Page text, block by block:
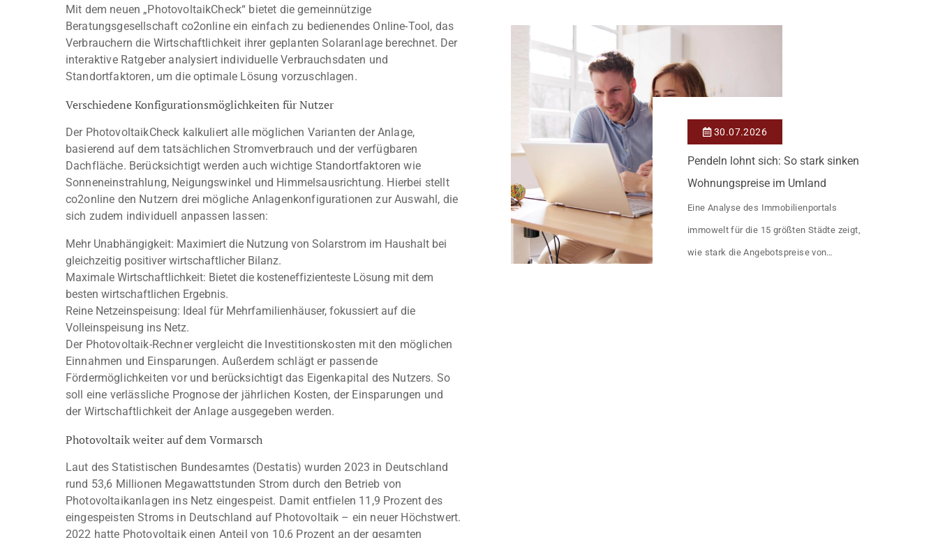
Mit dem neuen „PhotovoltaikCheck“ bietet die gemeinnützige
Beratungsgesellschaft co2online ein einfach zu bedienendes Online-Tool, das
Verbrauchern die Wirtschaftlichkeit ihrer geplanten Solaranlage berechnet. Der
interaktive Ratgeber analysiert individuelle Verbrauchsdaten und
Standortfaktoren, um die optimale Lösung vorzuschlagen.
Verschiedene Konfigurationsmöglichkeiten für Nutzer
Der PhotovoltaikCheck kalkuliert alle möglichen Varianten der Anlage,
basierend auf dem tatsächlichen Stromverbrauch und der verfügbaren
Dachfläche. Berücksichtigt werden auch wichtige Standortfaktoren wie
Sonneneinstrahlung, Neigungswinkel und Himmelsausrichtung. Hierbei stellt
co2online den Nutzern drei mögliche Anlagenkonfigurationen zur Auswahl, die
sich zudem individuell anpassen lassen:
Mehr Unabhängigkeit: Maximiert die Nutzung von Solarstrom im Haushalt bei
gleichzeitig positiver wirtschaftlicher Bilanz.
Maximale Wirtschaftlichkeit: Bietet die kosteneffizienteste Lösung mit dem
besten wirtschaftlichen Ergebnis.
Reine Netzeinspeisung: Ideal für Mehrfamilienhäuser, fokussiert auf die
Volleinspeisung ins Netz.
Der Photovoltaik-Rechner vergleicht die Investitionskosten mit den möglichen
Einnahmen und Einsparungen. Außerdem schlägt er passende
Fördermöglichkeiten vor und berücksichtigt das Eigenkapital des Nutzers. So
soll eine verlässliche Prognose der jährlichen Kosten, der Einsparungen und
der Wirtschaftlichkeit der Anlage ausgegeben werden.
Photovoltaik weiter auf dem Vormarsch
Laut des Statistischen Bundesamtes (Destatis) wurden 2023 in Deutschland
rund 53,6 Millionen Megawattstunden Strom durch den Betrieb von
Photovoltaikanlagen ins Netz eingespeist. Damit entfielen 11,9 Prozent des
eingespeisten Stroms in Deutschland auf Photovoltaik – ein neuer Höchstwert.
2022 hatte Photovoltaik einen Anteil von 10,6 Prozent an der gesamten
30.07.2026
Pendeln lohnt sich: So stark sinken
Wohnungspreise im Umland
Eine Analyse des Immobilienportals
immowelt für die 15 größten Städte zeigt,
wie stark die Angebotspreise von